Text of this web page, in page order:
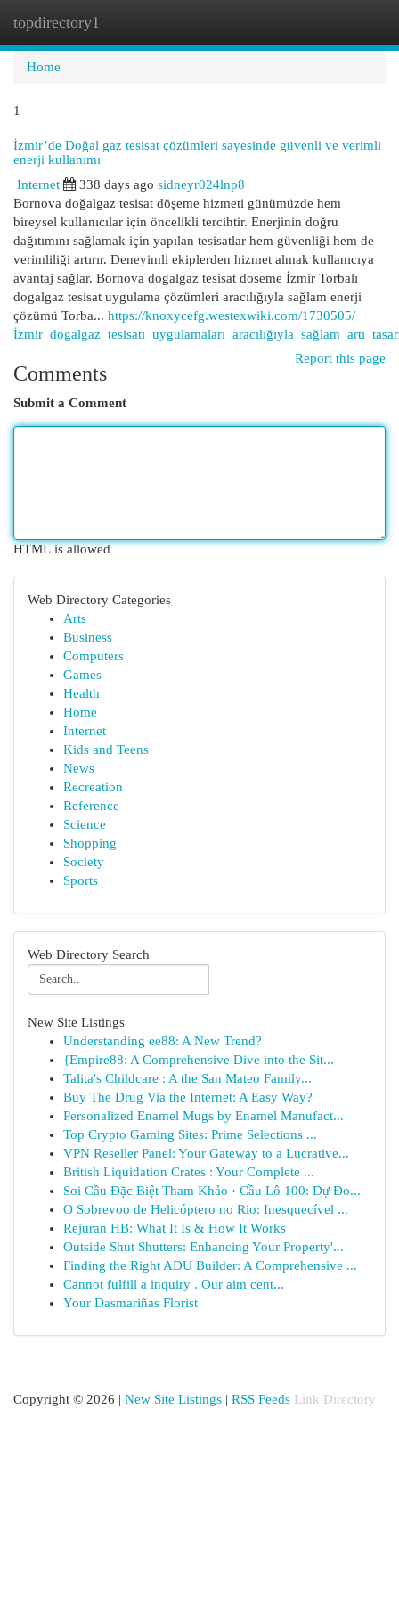
topdirectory1
Home
1
İzmir’de Doğal gaz tesisat çözümleri sayesinde güvenli ve verimli
enerji kullanımı
Internet
338 days ago sidneyr024lnp8
Bornova doğalgaz tesisat döşeme hizmeti günümüzde hem
bireysel kullanıcılar için öncelikli tercihtir. Enerjinin doğru
dağıtımını sağlamak için yapılan tesisatlar hem güvenliği hem de
verimliliği artırır. Deneyimli ekiplerden hizmet almak kullanıcıya
avantaj sağlar. Bornova dogalgaz tesisat doseme İzmir Torbalı
dogalgaz tesisat uygulama çözümleri aracılığıyla sağlam enerji
çözümü Torba... https://knoxycefg.westexwiki.com/1730505/
Report this page
Comments
Submit a Comment
HTML is allowed
Web Directory Categories
Arts
Business
Computers
Games
Health
Home
Internet
Kids and Teens
News
Recreation
Reference
Science
Shopping
Society
Sports
Web Directory Search
New Site Listings
Understanding ee88: A New Trend?
{Empire88: A Comprehensive Dive into the Sit...
Talita's Childcare : A the San Mateo Family...
Buy The Drug Via the Internet: A Easy Way?
Personalized Enamel Mugs by Enamel Manufact...
Top Crypto Gaming Sites: Prime Selections ...
VPN Reseller Panel: Your Gateway to a Lucrative...
British Liquidation Crates : Your Complete ...
Soi Cầu Đặc Biệt Tham Khảo · Cầu Lô 100: Dự Đo...
O Sobrevoo de Helicóptero no Rio: Inesquecível ...
Rejuran HB: What It Is & How It Works
Outside Shut Shutters: Enhancing Your Property'...
Finding the Right ADU Builder: A Comprehensive ...
Cannot fulfill a inquiry . Our aim cent...
Your Dasmariñas Florist
Copyright © 2026 | New Site Listings | RSS Feeds Link Directory